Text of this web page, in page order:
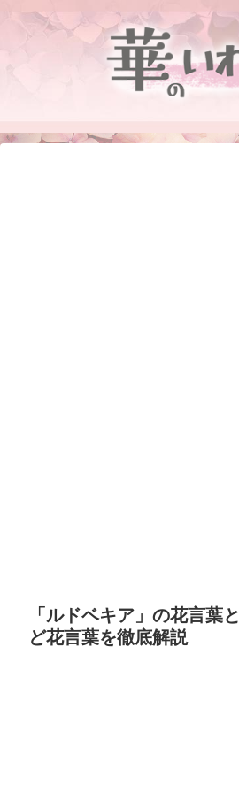
「ルドベキア」の花言葉
ど花言葉を徹底解説